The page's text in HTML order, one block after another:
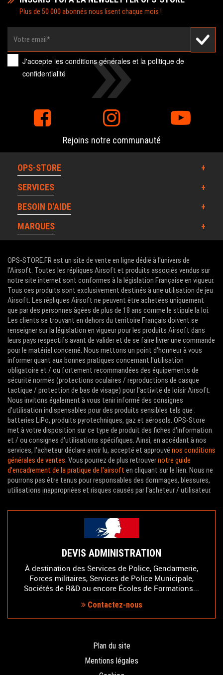
Plus de 50 000 abonnés nous lisent chaque mois !
J'accepte lesconditions générales et lapolitique de
confidentialité
Rejoins notre communauté
OPS-STORE
SERVICES
BESOIN D'AIDE
MARQUES
OPS-STORE.FR est un site de vente en ligne dédié à l'univers de
l'Airsoft. Toutes les répliques Airsoft et produits associés vendus sur
notre site internet sont conformes à la législation Française en vigueur.
Tous ces produits sont exclusivement destinés à une utilisation de jeu
Airsoft. Les répliques Airsoft ne peuvent être achetées uniquement
que par des personnes âgées de plus de 18 ans comme le stipule la loi.
Les clients se trouvant en dehors du territoire Français doivent se
renseigner sur la législation en vigueur pour les produits Airsoft dans
leurs pays respectifs avant de valider et de se faire livrer une commande
pour le matériel concerné. Nous mettons un point d'honneur à vous
informer quant aux bonnes pratiques concernant l'utilisation
obligatoire et / ou fortement recommandées des équipements de
sécurité normés (protections oculaires / reproductions de casque
tactique / protection de bas de visage) pour l'activité de loisir Airsoft.
Nous invitons également à vous tenir informé des consignes
d'utilisation indispensables pour des produits sensibles tels que :
batteries LiPo, produits pyrotechniques, gaz et aérosols. OPS-Store
met à votre disposition sur ce type de produit des fiches d'information
et / ou consignes d'utilisations spécifiques. Ainsi, en accédant à nos
services, l'acheteur déclare avoir lu, accepté et approuvé nos conditions
générales de ventes. Vous pourrez de plus retrouvernotre guide
d'encadrement de la pratique de l'airsoft en cliquant sur le lien. Nous ne
pourrons pas être tenus pour responsables des dommages, blessures,
utilisations inappropriées et risques causés par l'acheteur / utilisateur.
DEVIS ADMINISTRATION
À destination des Services de Police, Gendarmerie,
Forces militaires, Services de Police Municipale,
Sociétés de R&D ou encore Écoles de Formations...
Contactez-nous
Plan du site
Mentions légales